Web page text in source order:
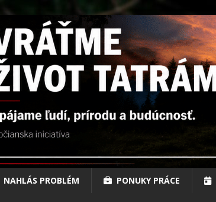
NAHLÁS PROBLÉM PONUKY PRÁCE